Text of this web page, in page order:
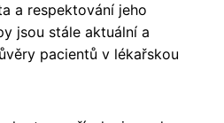
a respektování jeho
jsou stále aktuální a
pacientů v lékařskou